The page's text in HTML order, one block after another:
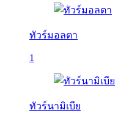
ทัวร์มอลตา
1
ทัวร์นามิเบีย